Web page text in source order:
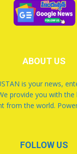
ABOUT US
is your news,
provide you with the
from the world.
FOLLOW US